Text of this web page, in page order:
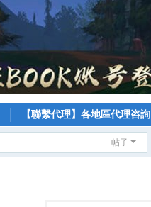
【聯繫代理】各地區代理咨詢
帖子